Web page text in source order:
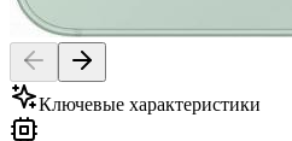
Ключевые характеристики